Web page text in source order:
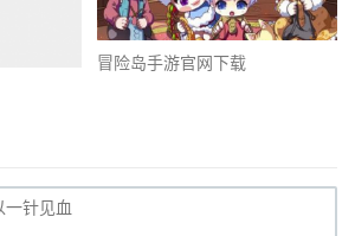
冒险岛手游官网下载